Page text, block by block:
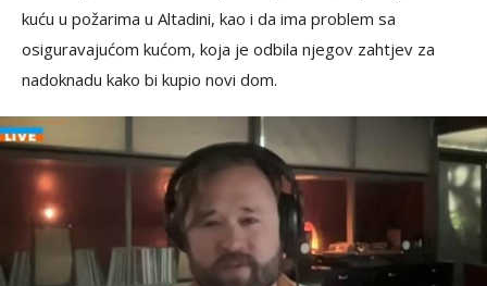
kuću u požarima u Altadini, kao i da ima problem sa
osiguravajućom kućom, koja je odbila njegov zahtjev za
nadoknadu kako bi kupio novi dom.